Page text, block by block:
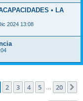
• LA
2024 13:08
de 20
2 3 4 5 20